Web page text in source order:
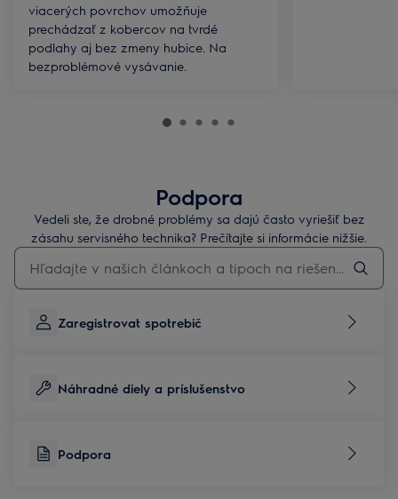
viacerých povrchov umožňuje
prechádzať z kobercov na tvrdé
podlahy aj bez zmeny hubice. Na
bezproblémové vysávanie.
Podpora
Vedeli ste, že drobné problémy sa dajú často vyriešiť bez
zásahu servisného technika? Prečítajte si informácie nižšie.
Pre vyhľadávanie v článkoch technickej podpory začnite písať
Zaregistrovat spotrebič
Náhradné diely a príslušenstvo
Podpora